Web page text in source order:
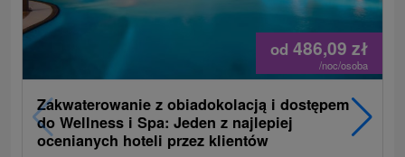
od 486,09 zł
/noc/osoba
Zakwaterowanie z obiadokolacją i dostępem
do Wellness i Spa: Jeden z najlepiej
ocenianych hoteli przez klientów